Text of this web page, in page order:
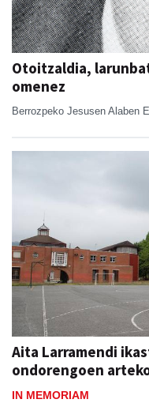
Otoitzaldia,
omenez
Berrozpeko Jesusen Alaben
Aita Larramendi
ondorengoen
IN MEMORIAM